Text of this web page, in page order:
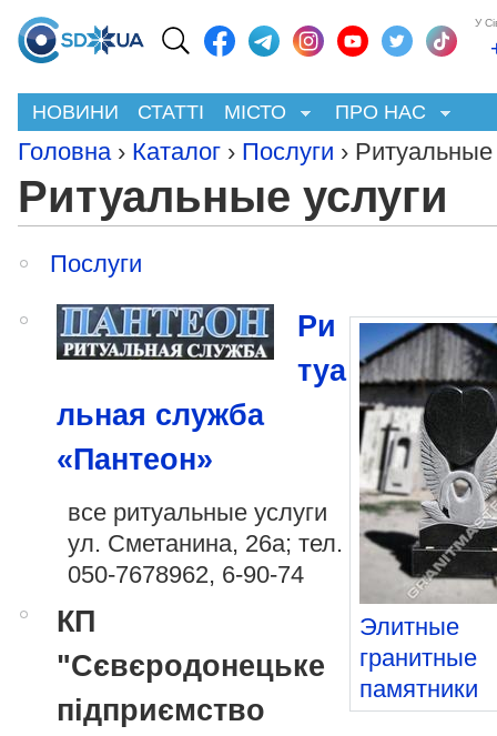
У
НОВИНИ СТАТТІ МІСТО ПРО НАС
Головна › Каталог › Послуги › Ритуальные
Ритуальные услуги
Послуги
Элитные
гранитные
памятники
Ри
туа
льная служба
«Пантеон»
все ритуальные услуги
ул. Сметанина, 26а; тел.
050-7678962, 6-90-74
КП
"Сєвєродонецьке
підприємство